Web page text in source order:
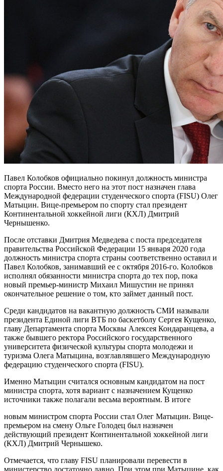
Павел Колобков официально покинул должность министра
спорта России. Вместо него на этот пост назначен глава
Международной федерации студенческого спорта (FISU) Олег
Матыцин. Вице-премьером по спорту стал президент
Континентальной хоккейной лиги (КХЛ) Дмитрий
Чернышенко.
После отставки Дмитрия Медведева с поста председателя
правительства Российской Федерации 15 января 2020 года
должность министра спорта страны соответственно оставил и
Павел Колобков, занимавший ее с октября 2016-го. Колобков
исполнял обязанности министра спорта до тех пор, пока
новый премьер-министр Михаил Мишустин не принял
окончательное решение о том, кто займет данный пост.
Среди кандидатов на вакантную должность СМИ называли
президента Единой лиги ВТБ по баскетболу Сергея Кущенко,
главу Департамента спорта Москвы Алексея Кондаранцева, а
также бывшего ректора Российского государственного
университета физической культуры спорта молодежи и
туризма Олега Матыцина, возглавлявшего Международную
федерацию студенческого спорта (FISU).
Именно Матыцин считался основным кандидатом на пост
министра спорта, хотя вариант с назначением Кущенко
источники также полагали весьма вероятным. В итоге
новым министром спорта России стал Олег Матыцин. Вице-
премьером на смену Ольге Голодец был назначен
действующий президент Континентальной хоккейной лиги
(КХЛ) Дмитрий Чернышеко.
Отмечается, что главу FISU планировали перевести в
министерство достаточно давно. При этом при Матыцине, как